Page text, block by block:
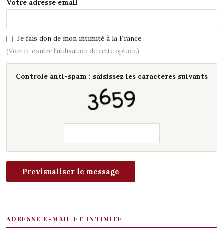
Votre adresse email
Je fais don de mon intimité à la France
(Voir ci-contre l'utilisation de cette option.)
Controle anti-spam : saisissez les caracteres suivants
ADRESSE E-MAIL ET INTIMITE